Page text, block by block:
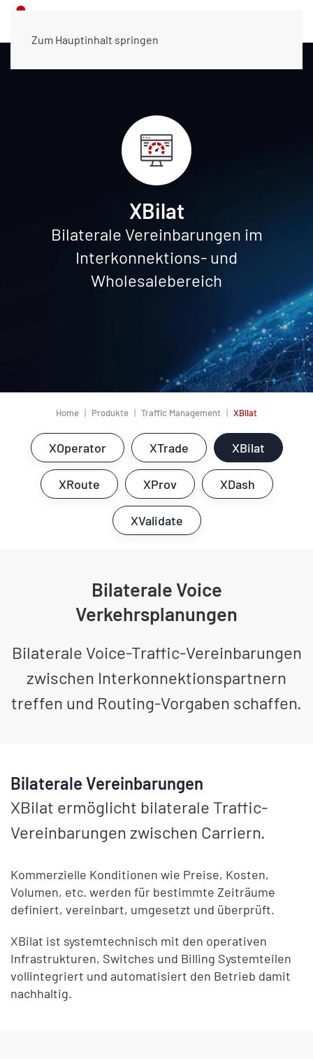
Zum Hauptinhalt springen
XBilat
Bilaterale Vereinbarungen im
Interkonnektions- und
Wholesalebereich
Home Produkte Traffic Management XBilat
XOperator XTrade XBilat
XRoute XProv XDash
XValidate
Bilaterale Voice
Verkehrsplanungen
Bilaterale Voice-Traffic-Vereinbarungen
zwischen Interkonnektionspartnern
treffen und Routing-Vorgaben schaffen.
Bilaterale Vereinbarungen
XBilat ermöglicht bilaterale Traffic-
Vereinbarungen zwischen Carriern.
Kommerzielle Konditionen wie Preise, Kosten,
Volumen, etc. werden für bestimmte Zeiträume
definiert, vereinbart, umgesetzt und überprüft.
XBilat ist systemtechnisch mit den operativen
Infrastrukturen, Switches und Billing Systemteilen
vollintegriert und automatisiert den Betrieb damit
nachhaltig.